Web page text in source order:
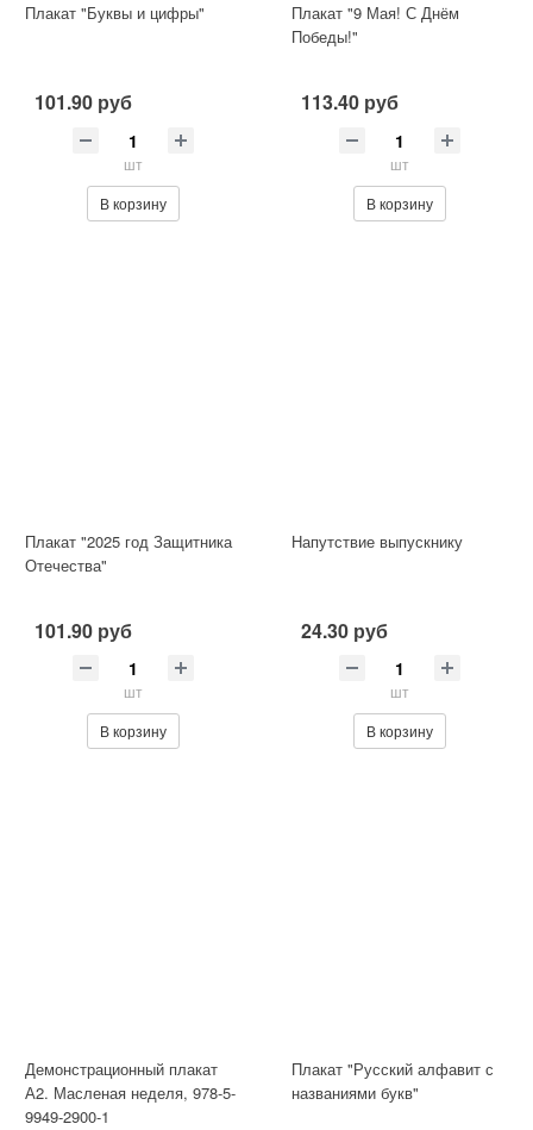
Плакат "Буквы и цифры"
101.90 руб
шт
В корзину
Плакат "9 Мая! С Днём
Победы!"
113.40 руб
шт
В корзину
Плакат "2025 год Защитника
Отечества"
101.90 руб
шт
В корзину
Напутствие выпускнику
24.30 руб
шт
В корзину
Демонстрационный плакат
А2. Масленая неделя, 978-5-
9949-2900-1
Плакат "Русский алфавит с
названиями букв"